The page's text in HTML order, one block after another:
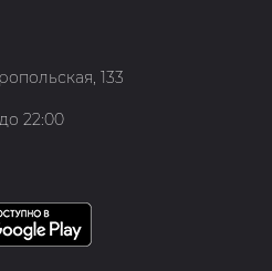
133
22:00